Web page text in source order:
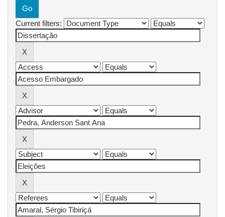
Current filters: